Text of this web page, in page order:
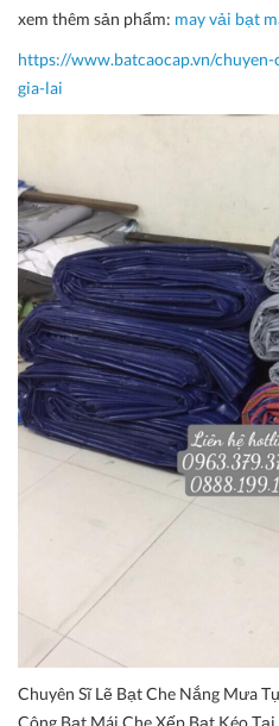
xem thêm sản phẩm: may vải bạt
https://www.batcaocap.vn/
gia-lai
Chuyên Sĩ Lẽ Bạt Che Nắng Mưa